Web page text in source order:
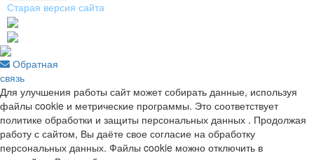
Старая версия сайта
Обратная
связь
Для улучшения работы сайт может собирать данные, используя
файлы cookie и метрические программы. Это соответствует
политике обработки и защиты персональных данных . Продолжая
работу с сайтом, Вы даёте свое согласие на обработку
персональных данных. Файлы cookie можно отключить в